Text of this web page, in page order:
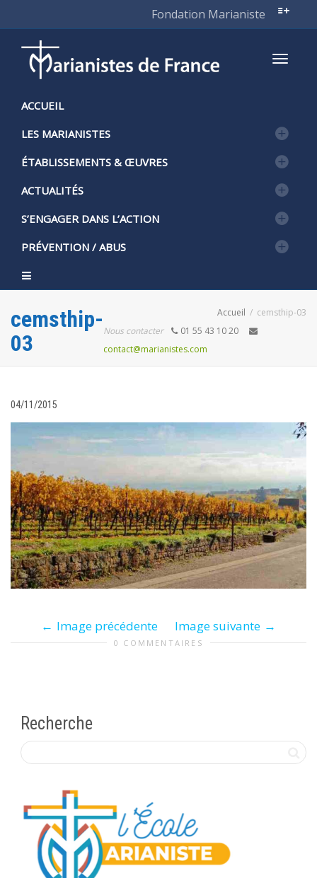
Fondation Marianiste
ACCUEIL
LES MARIANISTES
ÉTABLISSEMENTS & ŒUVRES
ACTUALITÉS
S’ENGAGER DANS L’ACTION
PRÉVENTION / ABUS
cemsthip-
03
Accueil
cemsthip-03
Nous contacter
01 55 43 10 20
contact@marianistes.com
04/11/2015
Image précédente Image suivante
0 COMMENTAIRES
Recherche